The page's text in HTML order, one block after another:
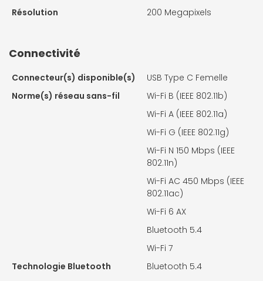
Résolution
200 Megapixels
Connectivité
Connecteur(s) disponible(s)
USB Type C Femelle
Norme(s) réseau sans-fil
Wi-Fi B (IEEE 802.11b)
Wi-Fi A (IEEE 802.11a)
Wi-Fi G (IEEE 802.11g)
Wi-Fi N 150 Mbps (IEEE
802.11n)
Wi-Fi AC 450 Mbps (IEEE
802.11ac)
Wi-Fi 6 AX
Bluetooth 5.4
Wi-Fi 7
Technologie Bluetooth
Bluetooth 5.4